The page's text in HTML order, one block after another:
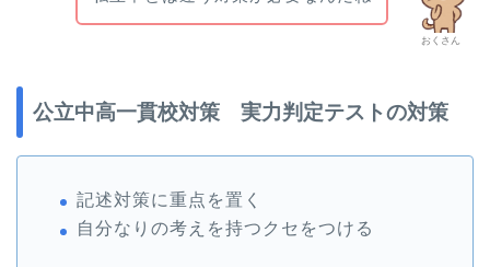
おくさん
公立中高一貫校対策 実力判定テストの対策
記述対策に重点を置く
自分なりの考えを持つクセをつける